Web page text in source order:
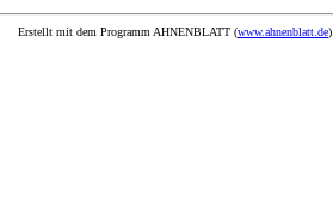
Erstellt mit dem Programm AHNENBLATT (www.ahnenblatt.de).